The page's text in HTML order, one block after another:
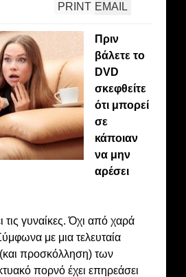
EMAIL
PRINT
Πριν
βάλετε το
DVD
σκεφθείτε
ότι μπορεί
σε
κάποιαν
να μην
αρέσει
τις γυναίκες. Όχι από χαρά
με μια τελευταία
προσκόλληση) των
πoρνό έχει επηρεάσει